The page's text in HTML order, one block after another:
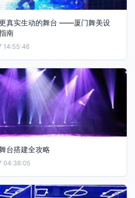
真实生动的舞台 ——厦门舞美设
南
14:55:46
台搭建全攻略
04:38:05